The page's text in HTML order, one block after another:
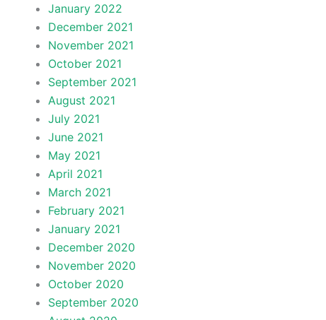
January 2022
December 2021
November 2021
October 2021
September 2021
August 2021
July 2021
June 2021
May 2021
April 2021
March 2021
February 2021
January 2021
December 2020
November 2020
October 2020
September 2020